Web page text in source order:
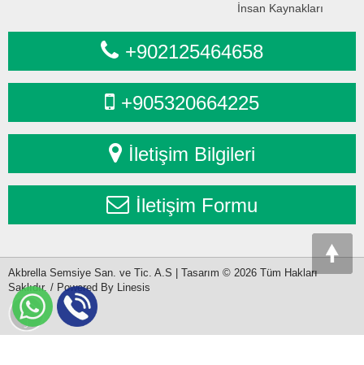
İnsan Kaynakları
+902125464658
+905320664225
İletişim Bilgileri
İletişim Formu
Akbrella Semsiye San. ve Tic. A.S | Tasarım © 2026 Tüm Hakları
Saklıdır. / Powered By Linesis